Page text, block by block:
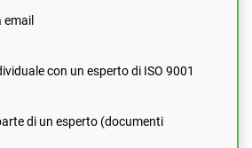
con un esperto di ISO 9001
di un esperto (documenti